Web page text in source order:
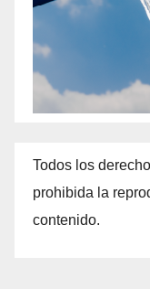
Todos los
prohibida la
contenido.